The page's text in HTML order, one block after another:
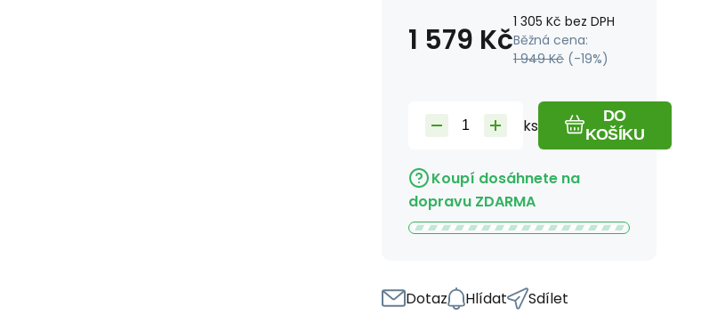
1 579 Kč1 305 Kč bez DPH
Běžná cena:
1 949 Kč (-19%)
ks
DO
KOŠÍKU
Koupí dosáhnete na
dopravu ZDARMA
Dotaz Hlídat Sdílet